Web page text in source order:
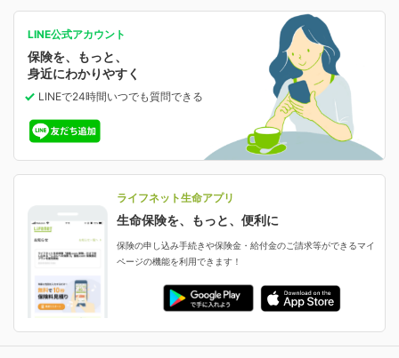
保険ジャンバラヤ
あなたの人生と保険選びのためのWebメディア
選ばれる理由・評判
ライフネット生命の特長
ライフネット生命が選ばれる理由がわかる！
評判・口コミ
ご契約者さまに聞きました！
申し込みガイド
ご契約の流れと必要書類
保険料の支払い方法
がん保険
がんに備える
女性保険
女性特有の病気に備える
就業不能保険
就業不能状態に備える
認知症・MCIに備える
ご契約内容の確認
お客さま情報の確認・変更
保険料の支払い方法の変更
中断したお申し込みの再開
お申し込み後の状況確認
減額・解約・追加契約の申し込み など
ご契約者さま向け各種お手続き・サービス
保険金・給付金のご請求
生命保険料控除に関するご案内
会社情報
業績・財務情報
保険金等の支払状況
採用情報
生命保険マニフェスト
ライフネット生命のCMページ
ライフネット生命公式note
保険相談サービス
よくあるご質問
資料請求
LINE公式アカウント
保険を、もっと、
身近にわかりやすく
LINEで24時間いつでも質問できる
ライフネット生命アプリ
生命保険を、もっと、便利に
保険の申し込み手続きや保険金・給付金のご請求等ができるマイ
ページの機能を利用できます！